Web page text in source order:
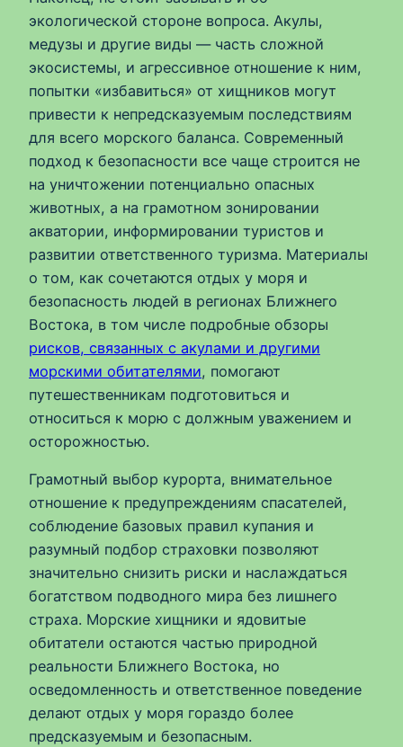
экологической стороне вопроса. Акулы,
медузы и другие виды — часть сложной
экосистемы, и агрессивное отношение к ним,
попытки «избавиться» от хищников могут
привести к непредсказуемым последствиям
для всего морского баланса. Современный
подход к безопасности все чаще строится не
на уничтожении потенциально опасных
животных, а на грамотном зонировании
акватории, информировании туристов и
развитии ответственного туризма. Материалы
о том, как сочетаются отдых у моря и
безопасность людей в регионах Ближнего
Востока, в том числе подробные обзоры
рисков, связанных с акулами и другими
морскими обитателями, помогают
путешественникам подготовиться и
относиться к морю с должным уважением и
осторожностью.
Грамотный выбор курорта, внимательное
отношение к предупреждениям спасателей,
соблюдение базовых правил купания и
разумный подбор страховки позволяют
значительно снизить риски и наслаждаться
богатством подводного мира без лишнего
страха. Морские хищники и ядовитые
обитатели остаются частью природной
реальности Ближнего Востока, но
осведомленность и ответственное поведение
делают отдых у моря гораздо более
предсказуемым и безопасным.